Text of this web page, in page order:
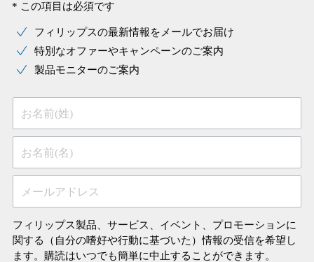
* この項目は必須です
フィリップスの最新情報をメールでお届け
特別なオファーやキャンペーンのご案内
製品モニターのご案内
お名前(姓)
お名前(名)
メールアドレス
フィリップス製品、サービス、イベント、プロモーションに
関する（自分の嗜好や行動に基づいた）情報の受信を希望し
ます。購読はいつでも簡単に中止することができます。